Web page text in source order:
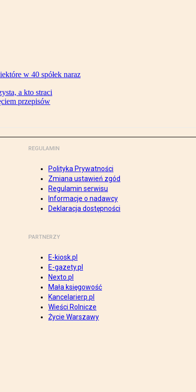
w 40 spółek naraz
a kto straci
przepisów
REGULAMIN
Polityka Prywatności
Zmiana ustawień zgód
Regulamin serwisu
Informacje o nadawcy
Deklaracja dostępności
PARTNERZY
E-kiosk.pl
E-gazety.pl
Nexto.pl
Mała księgowość
Kancelarierp.pl
Wieści Rolnicze
Życie Warszawy